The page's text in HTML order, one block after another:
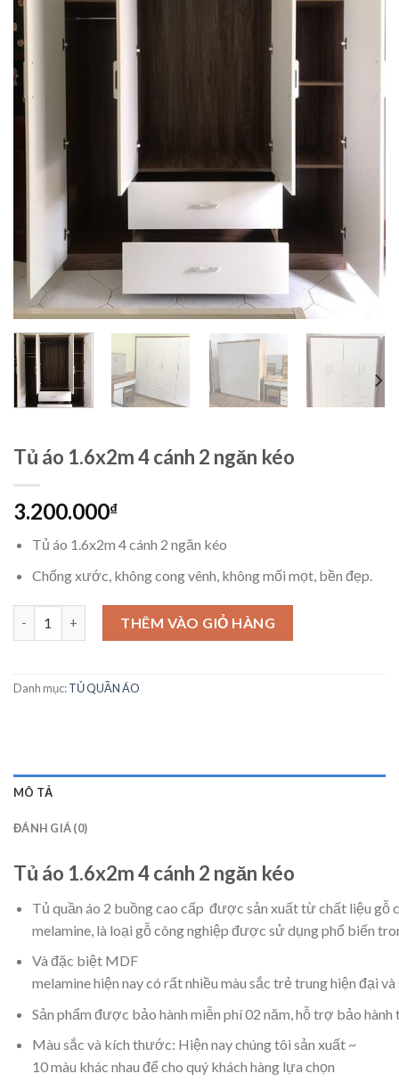
Tủ áo 1.6x2m 4 cánh 2 ngăn kéo
3.200.000₫
Tủ áo 1.6x2m 4 cánh 2 ngăn kéo
Chống xước, không cong vênh, không mối mọt, bền đẹp.
Tủ áo 1.6x2m 4 cánh 2 ngăn kéo số lượng
THÊM VÀO GIỎ HÀNG
Danh mục:TỦ QUẦN ÁO
MÔ TẢ
ĐÁNH GIÁ (0)
Tủ áo 1.6x2m 4 cánh 2 ngăn kéo
Tủ quần áo 2 buồngcao cấp được sản xuấttừchất liệu gỗ
melamine, là loại gỗcôngnghiệp được sửdụngphổ biến
Và đặc biệtMDF
melaminehiện naycó rấtnhiều màu sắc trẻ trunghiện đại và
Sản phẩm được bảo hành miễn phí 02 năm, hỗ trợ bảo
Màu sắc và kích thước: Hiện nay chúngtôi sản xuất~
10màu khác nhau để cho quý khách hàng lựa chọn